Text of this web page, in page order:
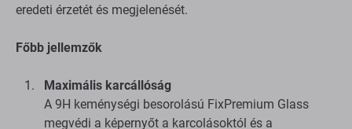
eredeti érzetét és megjelenését.
Főbb jellemzők
Maximális karcállóság
A 9H keménységi besorolású FixPremium Glass
megvédi a képernyőt a karcolásoktól és a